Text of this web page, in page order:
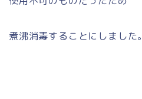
煮沸消毒することにしました。